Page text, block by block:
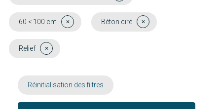
60 < 100 cm Béton ciré
Relief
Réinitialisation des filtres